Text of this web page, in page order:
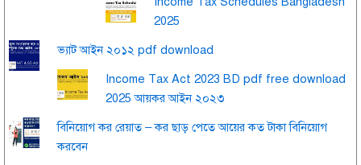
2025
ভ্যাট আইন ২০১২ pdf download
Income Tax Act 2023 BD pdf free download
2025 আয়কর আইন ২০২৩
বিনিয়োগ কর রেয়াত – কর ছাড় পেতে আয়ের কত টাকা বিনিয়োগ
করবেন